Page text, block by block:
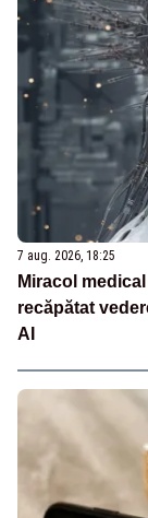
7 aug. 2026, 18:25
Miracol
recăpătat
AI